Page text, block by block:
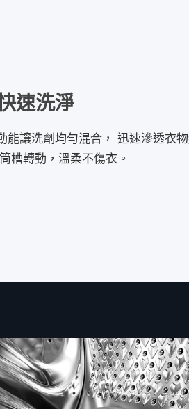
速洗淨
能讓洗劑均勻混合，​ 迅速滲透衣
槽轉動，溫柔不傷衣。​​​